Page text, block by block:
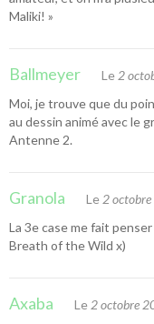
Maliki! »
Ballmeyer Le 2
Moi, je trouve que du
au dessin animé avec le
Antenne 2.
Granola Le 2
La 3e case me fait
Breath of the Wild x)
Axaba Le 2 octobre